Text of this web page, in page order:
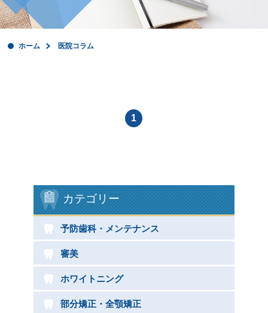
医院案内
医院コンセプト
当院での治療のメリット
歯の審美
予防歯科
ホーム 医院コラム
1
カテゴリー
予防歯科・メンテナンス
審美
ホワイトニング
部分矯正・全顎矯正